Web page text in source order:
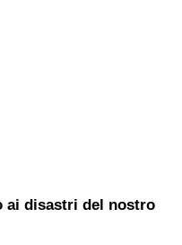
ai disastri del nostro